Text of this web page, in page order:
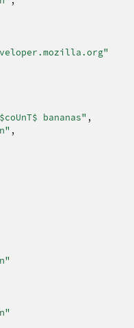
bananas" ,
,